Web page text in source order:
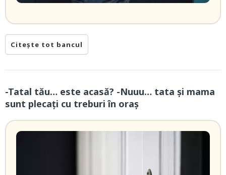
Citește tot bancul
-Tatal tău… este acasă? -Nuuu… tata și mama
sunt plecați cu treburi în oraș